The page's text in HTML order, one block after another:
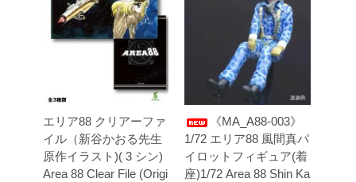
エリア88 クリアーファ
イル（新谷かおる先生
原作イラスト)( 3 シン)
Area 88 Clear File (Origi
《MA_A88-003》
1/72 エリア88 風間真パ
イロットフィギュア(着
座)1/72 Area 88 Shin Ka